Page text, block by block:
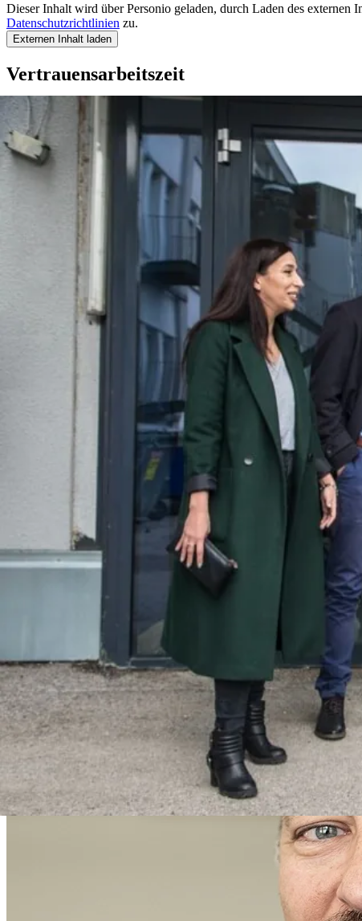
Dieser Inhalt wird über Personio geladen, durch Laden des externen
Datenschutzrichtlinien zu.
Externen Inhalt laden
Vertrauens­arbeitszeit
Du kannst Dir Deine Arbeitszeit frei einteilen, dabei halten wir uns
Ausstattung
Höhenverstellbare Schreibtische mit ergonomischen Stühlen und
Wir haben 30 Tage Urlaub im Vertrag plus die bayerische
Team­events
In regelmäßigen Abständen feiern wir anlassbezogen und gehen
Manchmal muss man den Kopf frei bekommen. Und das geht am
Snacks & Coffee
Kaffee, Britta Wasserspender mit natürlichem oder sprudelndem
„Während meiner 15 Jahre bei Techpilot ging die Wirtschaft auf und
Teamlead Sourcing